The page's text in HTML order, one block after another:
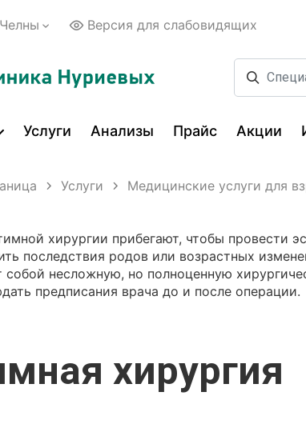
Версия для слабовидящих
Услуги Анализы Прайс Акции
Услуги Медицинские услуги для
хирургии прибегают, чтобы провести
последствия родов или возрастных
собой несложную, но полноценную
предписания врача до и после операции.
хирургия